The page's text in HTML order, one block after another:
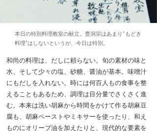
本日の特別料理教室の献立。曹洞宗はあまり“もどき
料理”はしないというが、今日は特別。
和尚の料理は、だしに頼らない。旬の素材の味と
水、そして少々の塩、砂糖、醤油が基本。味噌汁
にもだしを入れない。時には何百人もの食事を整
えることもあるため、調理は目分量でさくさく進
む。本来は洗い胡麻から時間をかけて作る胡麻豆
腐も、胡麻ペーストやミキサーを使ったり、和え
ものにオリーブ油を加えたりと、現代的な要素を